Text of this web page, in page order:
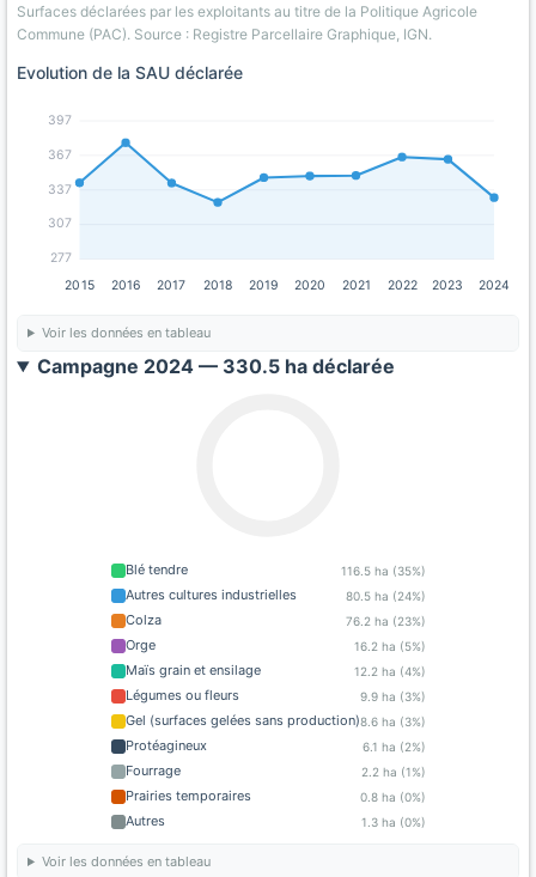
Surfaces déclarées par les exploitants au titre de la Politique Agricole
Commune (PAC). Source : Registre Parcellaire Graphique, IGN.
Evolution de la SAU déclarée
277
307
337
367
397
2015 2016 2017 2018 2019 2020 2021 2022 2023 2024
Voir les données en tableau
Campagne 2024 — 330.5 ha déclarée
Blé tendre 116.5 ha (35%)
Autres cultures industrielles 80.5 ha (24%)
Colza 76.2 ha (23%)
Orge 16.2 ha (5%)
Maïs grain et ensilage 12.2 ha (4%)
Légumes ou fleurs 9.9 ha (3%)
Gel (surfaces gelées sans production)8.6 ha (3%)
Protéagineux 6.1 ha (2%)
Fourrage 2.2 ha (1%)
Prairies temporaires 0.8 ha (0%)
Autres 1.3 ha (0%)
Voir les données en tableau